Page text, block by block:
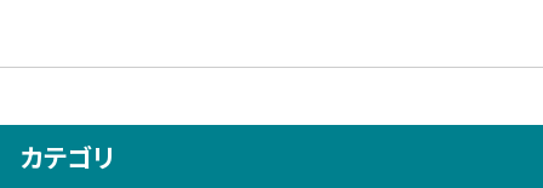
カテゴリ